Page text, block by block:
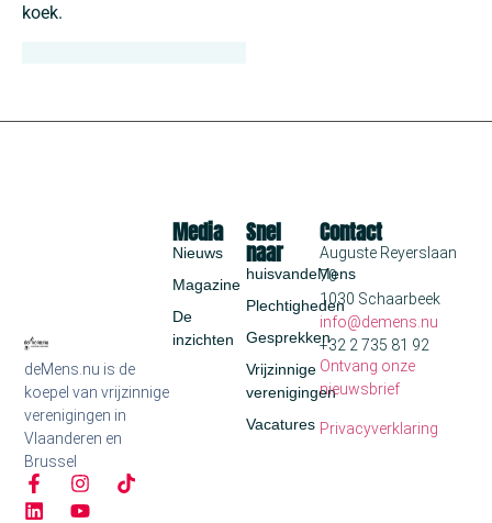
koek.
deMens.nu is de
koepel van vrijzinnige
verenigingen in
Vlaanderen en
Brussel
Snel
naar
huisvandeMens
Plechtigheden
Gesprekken
Vrijzinnige
verenigingen
Vacatures
Media
Nieuws
Magazine
De
inzichten
Contact
Auguste Reyerslaan
70
1030 Schaarbeek
info@demens.nu
+32 2 735 81 92
Ontvang onze
nieuwsbrief
Privacyverklaring